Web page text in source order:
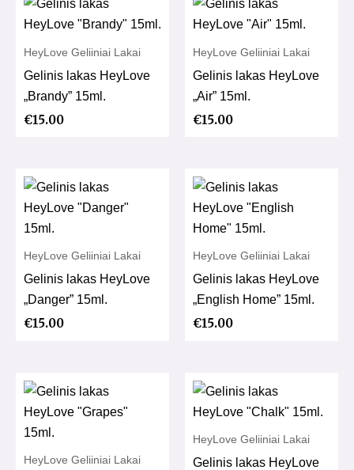
HeyLove Geliiniai Lakai
Gelinis lakas HeyLove
„Brandy” 15ml.
€15.00
HeyLove Geliiniai Lakai
Gelinis lakas HeyLove
„Air” 15ml.
€15.00
HeyLove Geliiniai Lakai
Gelinis lakas HeyLove
„Danger” 15ml.
€15.00
HeyLove Geliiniai Lakai
Gelinis lakas HeyLove
„English Home” 15ml.
€15.00
HeyLove Geliiniai Lakai
HeyLove Geliiniai Lakai
Gelinis lakas HeyLove